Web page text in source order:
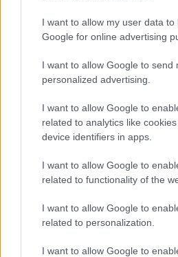
I want to allow my user data to
Google for online advertising
I want to allow Google to send
personalized advertising.
I want to allow Google to
related to analytics like
device identifiers in apps.
I want to allow Google to
related to functionality of the
I want to allow Google to
related to personalization.
I want to allow Google to
Jön még
Középről kifelé irányuló
Fotó: Szécsi István / Velvet